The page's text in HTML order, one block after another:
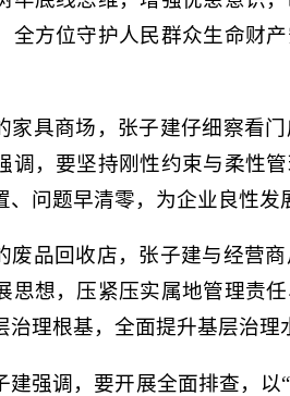
全方位守护人民群众生命财
家具商场，张子建仔细察看
调，要坚持刚性约束与柔性
、问题早清零，为企业良性发
废品回收店，张子建与经营
思想，压紧压实属地管理责
治理根基，全面提升基层治理
建强调，要开展全面排查，